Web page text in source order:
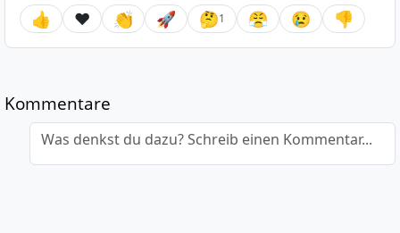
👍 ❤️ 👏 🚀 🤔1 😤 😢 👎
Kommentare
Was denkst du dazu? Schreib einen Kommentar...